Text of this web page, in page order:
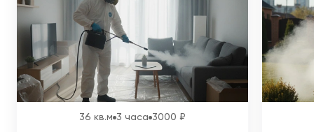
36 кв.м 3 часа 3000 ₽